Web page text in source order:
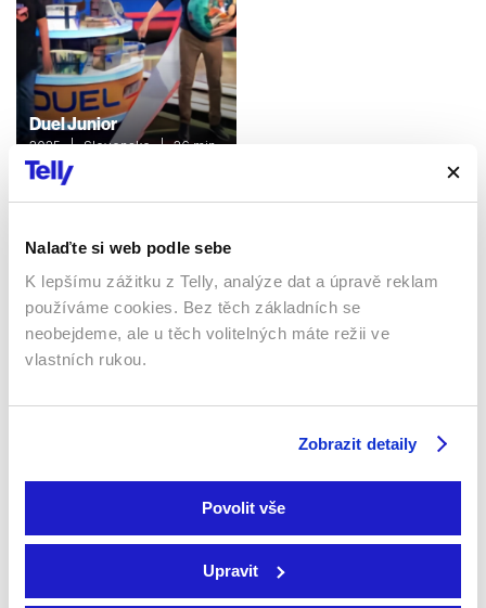
Nalaďte si web podle sebe
K lepšímu zážitku z Telly, analýze dat a úpravě reklam
používáme cookies. Bez těch základních se
neobejdeme, ale u těch volitelných máte režii ve
vlastních rukou.
Zobrazit detaily
Povolit vše
Upravit
Duel Junior
2025 | Slovensko | 26 min
Soutěžní / Teenager / Pořady
/ Show
Sledujte kdekoliv až na 6 zařízeních
Sledovat internetovou televizi jde odkudkoliv
po celé EU, a to až na 6 zařízeních.